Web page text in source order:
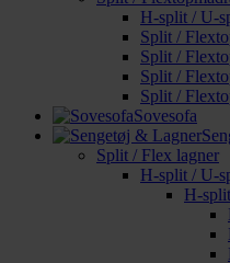
H-split / U-
Split /
Split /
Split /
Split /
Sovesofa
Split / Flex lagner
H-split / U-
H-split